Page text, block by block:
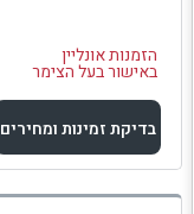
הזמנות אונליין
באישור בעל הצימר
בדיקת זמינות ומחירים
למתחם זה